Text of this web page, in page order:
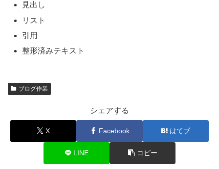
見出し
リスト
引用
整形済みテキスト
ブログ作業
シェアする
X Facebook はてブ
LINE コピー